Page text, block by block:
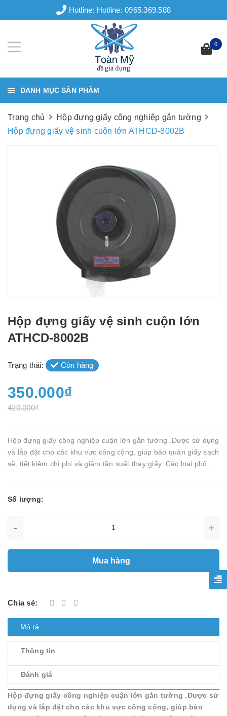
Hotline: Hotline: 0965.369.588
0
DANH MỤC SẢN PHẨM
Trang chủ
Hộp đựng giấy công nghiệp gắn tường
Hộp đựng giấy vệ sinh cuộn lớn ATHCD-8002B
Hộp đựng giấy vệ sinh cuộn lớn
ATHCD-8002B
Trạng thái: Còn hàng
350.000₫
420.000₫
Hộp đựng giấy công nghiệp cuận lớn gắn tường .Được sử dụng
và lắp đặt cho các khu vực công cộng, giúp bảo quản giấy sạch
sẽ, tiết kiệm chi phí và giảm tần suất thay giấy. Các loại phổ...
Số lượng:
- +
Mua hàng
Chia sẻ:
Mô tả
Thông tin
Đánh giá
Hộp đựng giấy công nghiệp cuận lớn gắn tường .Được sử
dụng và lắp đặt cho các khu vực công cộng, giúp bảo